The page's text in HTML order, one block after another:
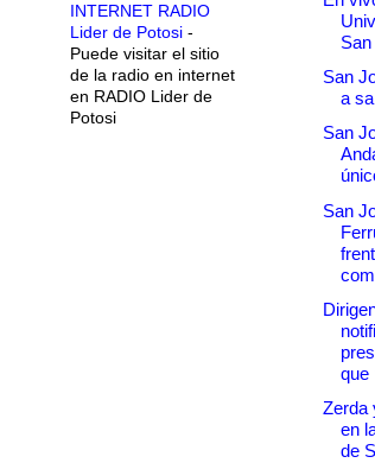
INTERNET RADIO
Lider de Potosi -
Puede visitar el sitio
de la radio en internet
en RADIO Lider de
Potosi
San
a
San
San
que
Zerda
en
de